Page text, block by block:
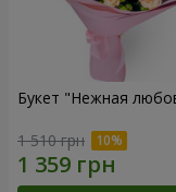
Букет "Нежная
1 510 грн